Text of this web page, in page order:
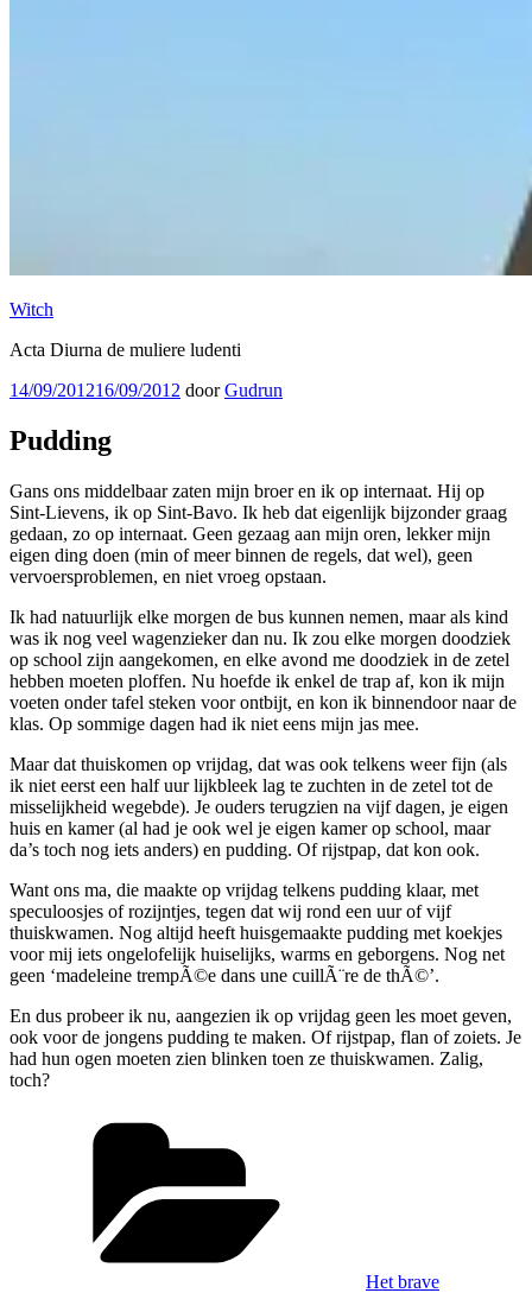
Witch
Acta Diurna de muliere ludenti
Geplaatst
14/09/201216/09/2012 doorGudrun
Pudding
Gans ons middelbaar zaten mijn broer en ik op internaat. Hij op
Sint-Lievens, ik op Sint-Bavo. Ik heb dat eigenlijk bijzonder graag
gedaan, zo op internaat. Geen gezaag aan mijn oren, lekker mijn
eigen ding doen (min of meer binnen de regels, dat wel), geen
vervoersproblemen, en niet vroeg opstaan.
Ik had natuurlijk elke morgen de bus kunnen nemen, maar als kind
was ik nog veel wagenzieker dan nu. Ik zou elke morgen doodziek
op school zijn aangekomen, en elke avond me doodziek in de zetel
hebben moeten ploffen. Nu hoefde ik enkel de trap af, kon ik mijn
voeten onder tafel steken voor ontbijt, en kon ik binnendoor naar de
klas. Op sommige dagen had ik niet eens mijn jas mee.
Maar dat thuiskomen op vrijdag, dat was ook telkens weer fijn (als
ik niet eerst een half uur lijkbleek lag te zuchten in de zetel tot de
misselijkheid wegebde). Je ouders terugzien na vijf dagen, je eigen
huis en kamer (al had je ook wel je eigen kamer op school, maar
da’s toch nog iets anders) en pudding. Of rijstpap, dat kon ook.
Want ons ma, die maakte op vrijdag telkens pudding klaar, met
speculoosjes of rozijntjes, tegen dat wij rond een uur of vijf
thuiskwamen. Nog altijd heeft huisgemaakte pudding met koekjes
voor mij iets ongelofelijk huiselijks, warms en geborgens. Nog net
geen ‘madeleine trempÃ©e dans une cuillÃ¨re de thÃ©’.
En dus probeer ik nu, aangezien ik op vrijdag geen les moet geven,
ook voor de jongens pudding te maken. Of rijstpap, flan of zoiets. Je
had hun ogen moeten zien blinken toen ze thuiskwamen. Zalig,
toch?
Het brave